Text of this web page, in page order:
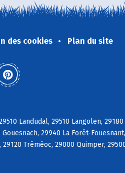
des cookies Plan du site
Landudal, 29510 Langolen,
29940 La Forêt-
Tréméoc, 29000 Quimper,